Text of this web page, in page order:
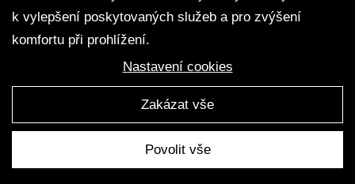
ročník a běhu se zúčastnilo osm základních škol.
Po velmi napínavém závodě jsme skončili na 4.
k vylepšení poskytovaných služeb a pro zvýšení
komfortu při prohlížení.
Nastavení cookies
Zakázat vše
Povolit vše